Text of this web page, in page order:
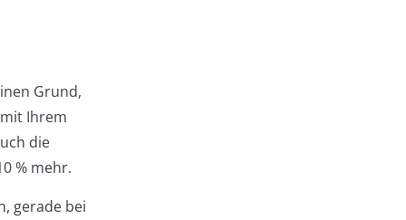
Grund,
Ihrem
die
% mehr.
gerade bei